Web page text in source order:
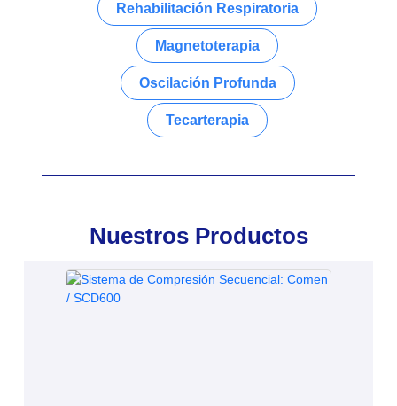
Rehabilitación Respiratoria
Magnetoterapia
Oscilación Profunda
Tecarterapia
Nuestros Productos